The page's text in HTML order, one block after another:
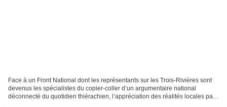
Face à un Front National dont les représentants sur les Trois-Rivières sont
devenus les spécialistes du copier-coller d’un argumentaire national
déconnecté du quotidien thiérachien, l’appréciation des réalités locales par